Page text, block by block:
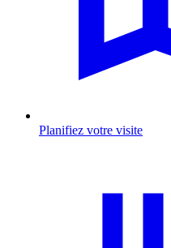
Planifiez votre visite